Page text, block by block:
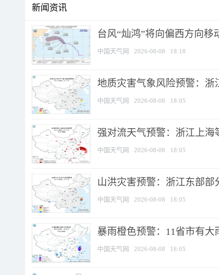
新闻资讯
台风“灿鸿”将向偏西方向移
中国天气网 2026-08-08 18:18
地质灾害气象风险预警：
中国天气网 2026-08-08 18:05
强对流天气预警：浙江上海
中国天气网 2026-08-08 18:05
山洪灾害预警：浙江东部
中国天气网 2026-08-08 18:05
暴雨橙色预警：11省市有
中国天气网 2026-08-08 18:05